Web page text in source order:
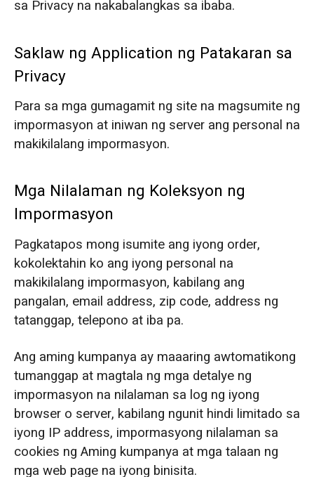
sa Privacy na nakabalangkas sa ibaba.
Saklaw ng Application ng Patakaran sa
Privacy
Para sa mga gumagamit ng site na magsumite ng
impormasyon at iniwan ng server ang personal na
makikilalang impormasyon.
Mga Nilalaman ng Koleksyon ng
Impormasyon
Pagkatapos mong isumite ang iyong order,
kokolektahin ko ang iyong personal na
makikilalang impormasyon, kabilang ang
pangalan, email address, zip code, address ng
tatanggap, telepono at iba pa.
Ang aming kumpanya ay maaaring awtomatikong
tumanggap at magtala ng mga detalye ng
impormasyon na nilalaman sa log ng iyong
browser o server, kabilang ngunit hindi limitado sa
iyong IP address, impormasyong nilalaman sa
cookies ng Aming kumpanya at mga talaan ng
mga web page na iyong binisita.
Kiswahili
Norsk
O‘zbekcha